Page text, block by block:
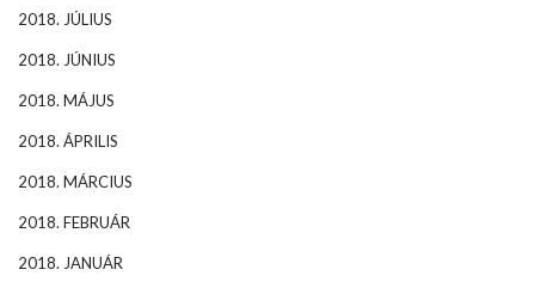
2018. JÚLIUS
2018. JÚNIUS
2018. MÁJUS
2018. ÁPRILIS
2018. MÁRCIUS
2018. FEBRUÁR
2018. JANUÁR